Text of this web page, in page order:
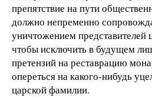
препятствие на пути
должно непременно
уничтожением представителей
чтобы исключить в будущем
претензий на реставрацию
опереться на какого-нибудь
царской фамилии.